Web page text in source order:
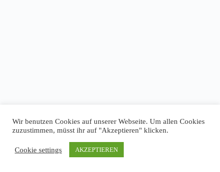
Impressum
Wir benutzen Cookies auf unserer Webseite. Um allen Cookies
zuzustimmen, müsst ihr auf "Akzeptieren" klicken.
Cookie settings AKZEPTIEREN